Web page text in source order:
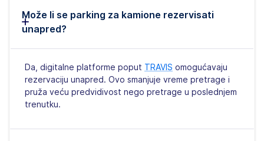
Može li se parking za kamione rezervisati
unapred?
Da, digitalne platforme poput TRAVIS omogućavaju
rezervaciju unapred. Ovo smanjuje vreme pretrage i
pruža veću predvidivost nego pretrage u poslednjem
trenutku.